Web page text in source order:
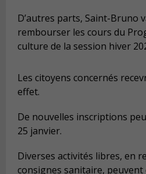
D’autres parts, Saint-Bruno
rembourser les cours du
culture de la session hiver
Les citoyens concernés
effet.
De nouvelles inscriptions
25 janvier.
Diverses activités libres, en
consignes sanitaire,